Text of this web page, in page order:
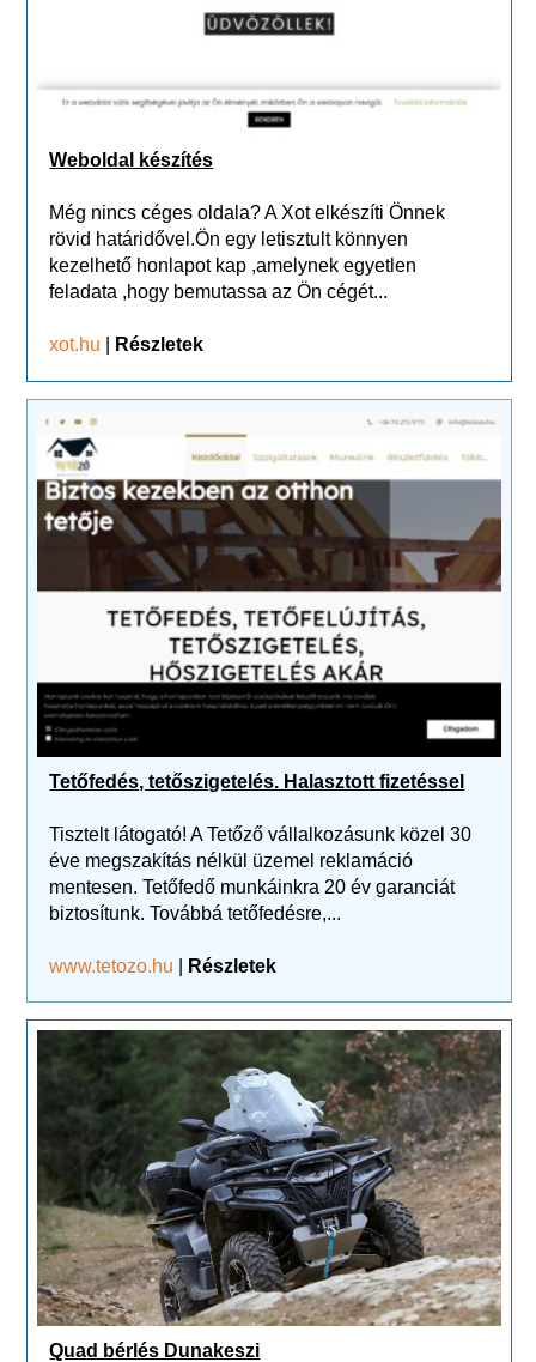
Weboldal készítés
Még nincs céges oldala? A Xot elkészíti Önnek
rövid határidővel.Ön egy letisztult könnyen
kezelhető honlapot kap ,amelynek egyetlen
feladata ,hogy bemutassa az Ön cégét...
xot.hu Részletek
Tetőfedés, tetőszigetelés. Halasztott fizetéssel
Tisztelt látogató! A Tetőző vállalkozásunk közel 30
éve megszakítás nélkül üzemel reklamáció
mentesen. Tetőfedő munkáinkra 20 év garanciát
biztosítunk. Továbbá tetőfedésre,...
www.tetozo.hu Részletek
Quad bérlés Dunakeszi